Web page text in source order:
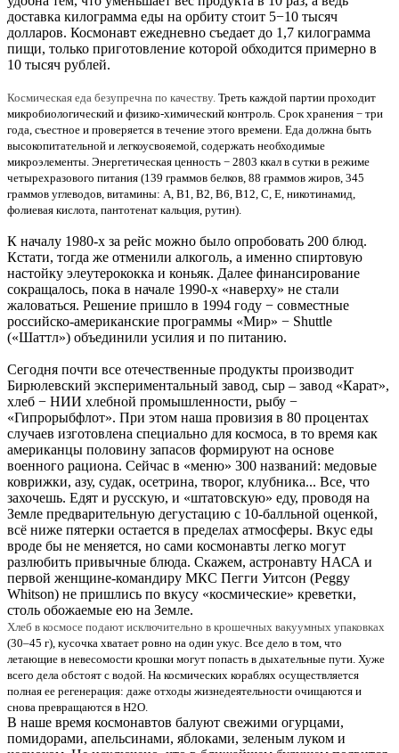
доставка килограмма еды на орбиту стоит 5−10 тысяч
долларов. Космонавт ежедневно съедает до 1,7 килограмма
пищи, только приготовление которой обходится примерно в
10 тысяч рублей.
Космическая еда безупречна по качеству. Треть каждой партии проходит
микробиологический и физико-химический контроль. Срок хранения − три
года, съестное и проверяется в течение этого времени. Еда должна быть
высокопитательной и легкоусвояемой, содержать необходимые
микроэлементы. Энергетическая ценность − 2803 ккал в сутки в режиме
четырехразового питания (139 граммов белков, 88 граммов жиров, 345
граммов углеводов, витамины: А, В1, В2, В6, В12, С, Е, никотинамид,
фолиевая кислота, пантотенат кальция, рутин).
К началу 1980-х за рейс можно было опробовать 200 блюд.
Кстати, тогда же отменили алкоголь, а именно спиртовую
настойку элеутерококка и коньяк. Далее финансирование
сокращалось, пока в начале 1990-х «наверху» не стали
жаловаться. Решение пришло в 1994 году − совместные
российско-американские программы «Мир» − Shuttle
(«Шаттл») объединили усилия и по питанию.
Сегодня почти все отечественные продукты производит
Бирюлевский экспериментальный завод, сыр – завод «Карат»,
хлеб − НИИ хлебной промышленности, рыбу −
«Гипрорыбфлот». При этом наша провизия в 80 процентах
случаев изготовлена специально для космоса, в то время как
американцы половину запасов формируют на основе
военного рациона. Сейчас в «меню» 300 названий: медовые
коврижки, азу, судак, осетрина, творог, клубника... Все, что
захочешь. Едят и русскую, и «штатовскую» еду, проводя на
Земле предварительную дегустацию с 10-балльной оценкой,
всё ниже пятерки остается в пределах атмосферы. Вкус еды
вроде бы не меняется, но сами космонавты легко могут
разлюбить привычные блюда. Скажем, астронавту НАСА и
первой женщине-командиру МКС Пегги Уитсон (Peggy
Whitson) не пришлись по вкусу «космические» креветки,
столь обожаемые ею на Земле.
Хлеб в космосе подают исключительно в крошечных вакуумных упаковках
(30–45 г), кусочка хватает ровно на один укус. Все дело в том, что
летающие в невесомости крошки могут попасть в дыхательные пути. Хуже
всего дела обстоят с водой. На космических кораблях осуществляется
полная ее регенерация: даже отходы жизнедеятельности очищаются и
снова превращаются в H2O.
В наше время космонавтов балуют свежими огурцами,
помидорами, апельсинами, яблоками, зеленым луком и